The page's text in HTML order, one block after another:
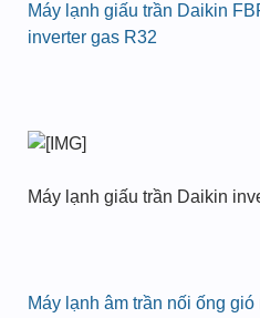
Máy lạnh giấu trần Daikin
inverter gas R32
Máy lạnh giấu trần Daikin
Máy lạnh âm trần nối ống gió